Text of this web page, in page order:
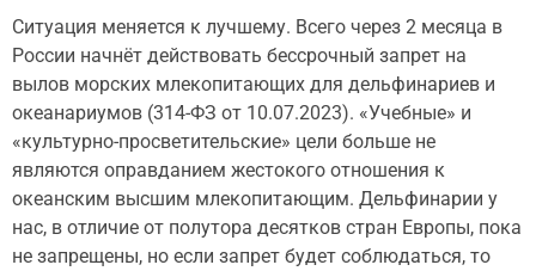
Ситуация меняется к лучшему. Всего через 2 месяца в
России начнёт действовать бессрочный запрет на
вылов морских млекопитающих для дельфинариев и
океанариумов (314-ФЗ от 10.07.2023). «Учебные» и
«культурно-просветительские» цели больше не
являются оправданием жестокого отношения к
океанским высшим млекопитающим. Дельфинарии у
нас, в отличие от полутора десятков стран Европы, пока
не запрещены, но если запрет будет соблюдаться, то